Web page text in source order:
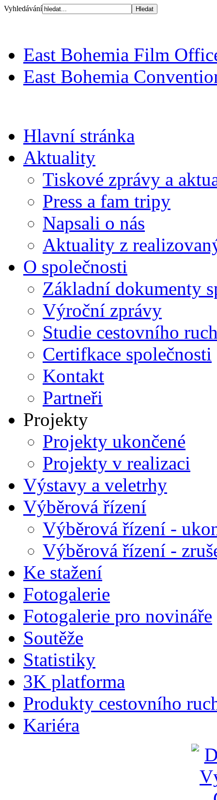
Vyhledávání
East Bohemia Film
East Bohemia
Hlavní stránka
Aktuality
Tiskové zprávy a
Press a fam tripy
Napsali o nás
Aktuality z
O společnosti
Základní dokumenty
Výroční zprávy
Studie cestovního
Certifkace společnosti
Kontakt
Partneři
Projekty
Projekty ukončené
Projekty v realizaci
Výstavy a veletrhy
Výběrová řízení
Výběrová řízení -
Výběrová řízení -
Ke stažení
Fotogalerie
Fotogalerie pro novináře
Soutěže
Statistiky
3K platforma
Produkty cestovního
Kariéra